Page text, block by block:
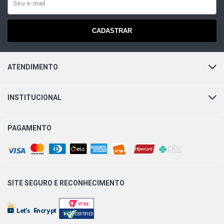
CADASTRAR
ATENDIMENTO
INSTITUCIONAL
PAGAMENTO
SITE SEGURO E RECONHECIMENTO